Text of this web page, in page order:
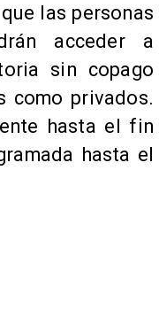
las personas
acceder a
sin copago
como privados.
hasta el fin
hasta el